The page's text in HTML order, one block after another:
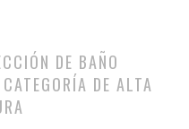
DE BAÑO
DE ALTA